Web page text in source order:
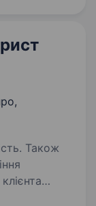
Також